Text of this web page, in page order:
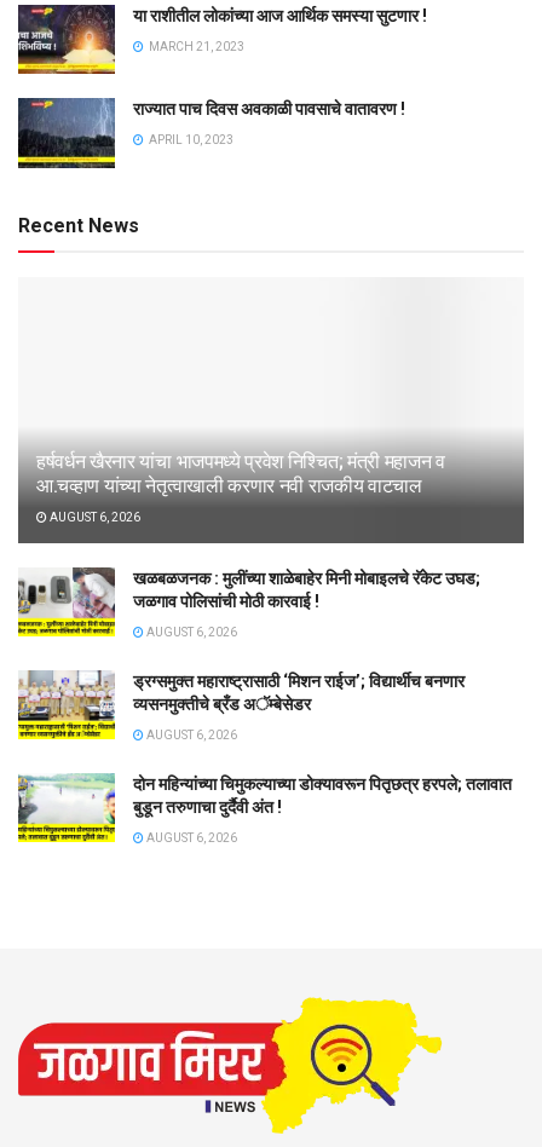
या राशीतील लोकांच्या आज आर्थिक समस्या सुटणार !
MARCH 21, 2023
राज्यात पाच दिवस अवकाळी पावसाचे वातावरण !
APRIL 10, 2023
Recent News
हर्षवर्धन खैरनार यांचा भाजपमध्ये प्रवेश निश्चित; मंत्री महाजन व
आ.चव्हाण यांच्या नेतृत्वाखाली करणार नवी राजकीय वाटचाल
AUGUST 6, 2026
खळबळजनक : मुलींच्या शाळेबाहेर मिनी मोबाइलचे रॅकेट उघड;
जळगाव पोलिसांची मोठी कारवाई !
AUGUST 6, 2026
ड्रग्समुक्त महाराष्ट्रासाठी ‘मिशन राईज’; विद्यार्थीच बनणार
व्यसनमुक्तीचे ब्रँड अॅम्बेसेडर
AUGUST 6, 2026
दोन महिन्यांच्या चिमुकल्याच्या डोक्यावरून पितृछत्र हरपले; तलावात
बुडून तरुणाचा दुर्दैवी अंत !
AUGUST 6, 2026